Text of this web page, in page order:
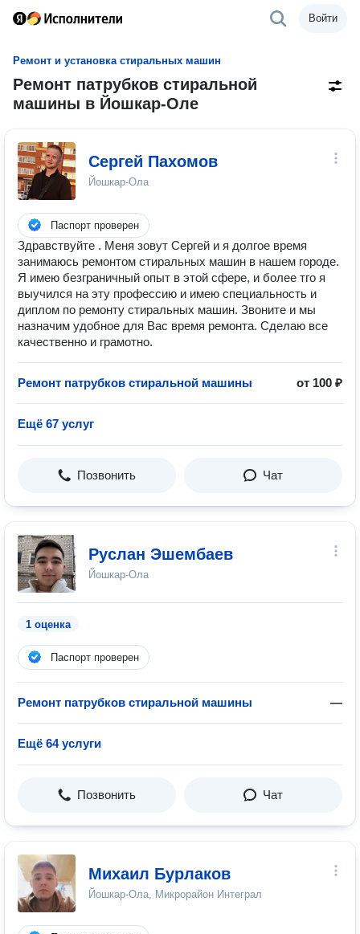
Войти
Ремонт и установка стиральных машин
Ремонт патрубков стиральной
машины в Йошкар-Оле
Сергей Пахомов
Йошкар-Ола
Паспорт проверен
Здравствуйте . Меня зовут Сергей и я долгое время
занимаюсь ремонтом стиральных машин в нашем городе.
Я имею безграничный опыт в этой сфере, и более тго я
выучился на эту профессию и имею специальность и
диплом по ремонту стиральных машин. Звоните и мы
назначим удобное для Вас время ремонта. Сделаю все
качественно и грамотно.
Ремонт патрубков стиральной машины от 100 ₽
Ещё 67 услуг
Позвонить Чат
Руслан Эшембаев
Йошкар-Ола
1 оценка
Паспорт проверен
Ремонт патрубков стиральной машины —
Ещё 64 услуги
Позвонить Чат
Михаил Бурлаков
Йошкар-Ола, Микрорайон Интеграл